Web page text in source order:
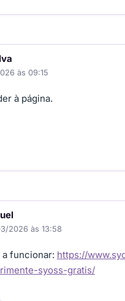
às 09:15
à página.
2026 às 13:58
a funcionar: https://
syoss-gratis/